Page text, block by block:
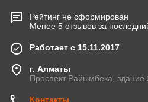
Рейтинг не сформирован
Менее 5 отзывов за
Работает с 15.11.2017
г. Алматы
Проспект Райымбека, здание
Контакты